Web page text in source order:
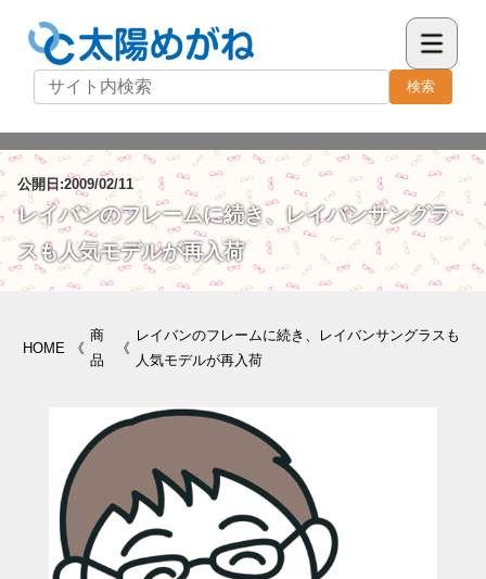
検索
公開日:2009/02/11
レイバンのフレームに続き、レイバンサングラ
スも人気モデルが再入荷
HOME 《
商
品
《
レイバンのフレームに続き、レイバンサングラスも
人気モデルが再入荷